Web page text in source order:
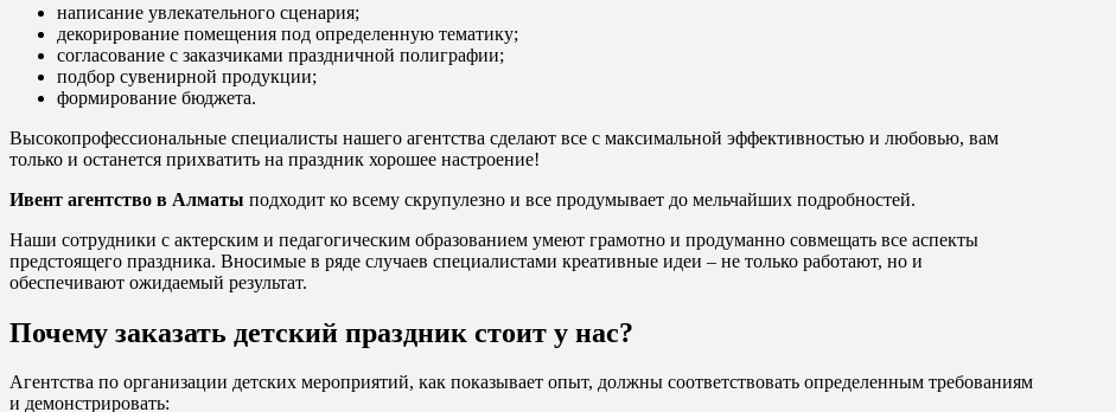
написание увлекательного сценария;
декорирование помещения под определенную тематику;
согласование с заказчиками праздничной полиграфии;
подбор сувенирной продукции;
формирование бюджета.
Высокопрофессиональные специалисты нашего агентства сделают все с максимальной эффективностью и любовью, вам
только и останется прихватить на праздник хорошее настроение!
Ивент агентство в Алматы подходит ко всему скрупулезно и все продумывает до мельчайших подробностей.
Наши сотрудники с актерским и педагогическим образованием умеют грамотно и продуманно совмещать все аспекты
предстоящего праздника. Вносимые в ряде случаев специалистами креативные идеи – не только работают, но и
обеспечивают ожидаемый результат.
Почему заказать детский праздник стоит у нас?
Агентства по организации детских мероприятий, как показывает опыт, должны соответствовать определенным требованиям
и демонстрировать: